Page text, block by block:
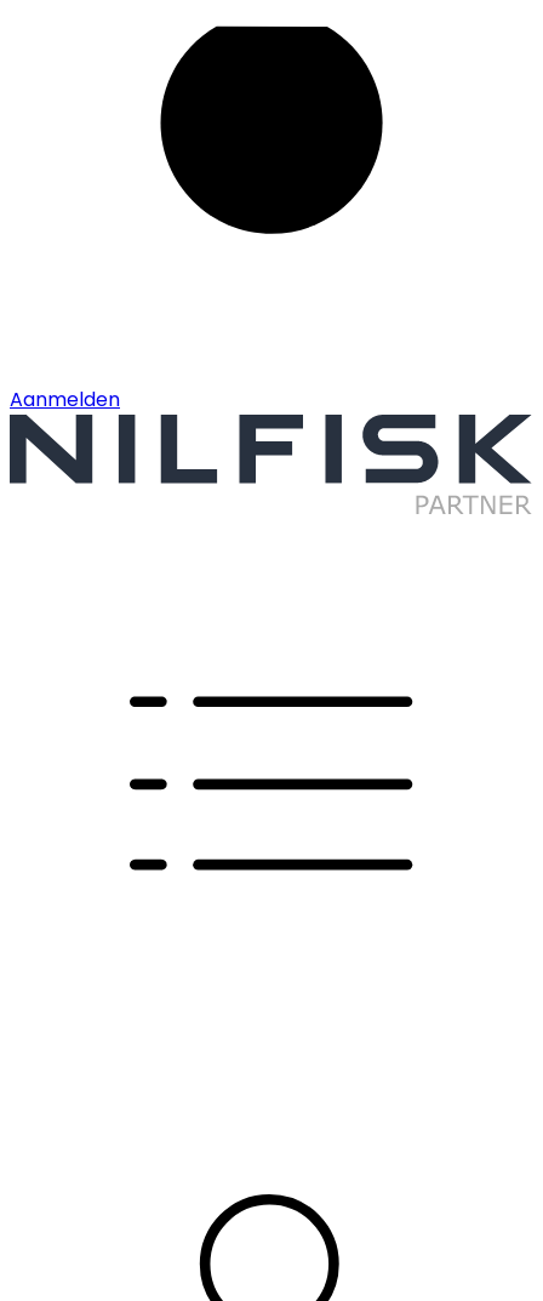
Aanmelden